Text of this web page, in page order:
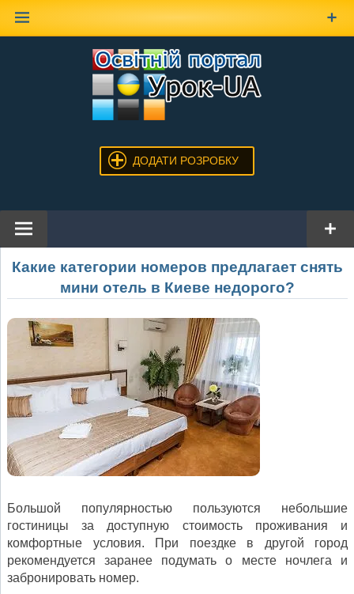
ДОДАТИ РОЗРОБКУ
Какие категории номеров предлагает снять
мини отель в Киеве недорого?
Большой популярностью пользуются небольшие
гостиницы за доступную стоимость проживания и
комфортные условия. При поездке в другой город
рекомендуется заранее подумать о месте ночлега и
забронировать номер.